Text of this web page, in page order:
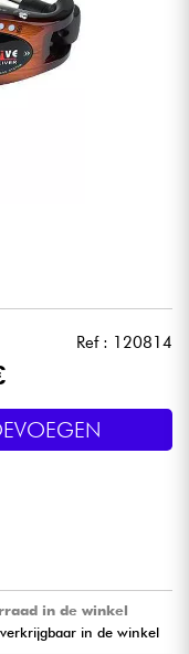
Ref : 120814
in de winkel
in de winkel